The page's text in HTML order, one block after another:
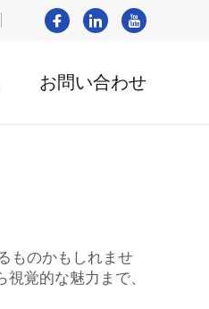
お問い合わせ
ものかもしれませ
覚的な魅力まで、